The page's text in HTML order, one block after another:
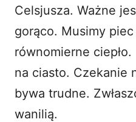
Celsjusza. Ważne
gorąco. Musimy piec
równomierne
na ciasto. Czekanie
bywa trudne.
wanilią.